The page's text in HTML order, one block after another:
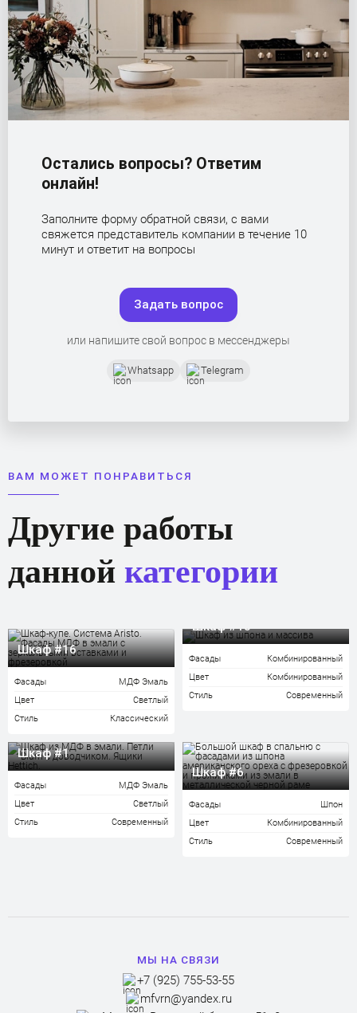
Остались вопросы? Ответим
онлайн!
Заполните форму обратной связи, с вами
свяжется представитель компании в течение 10
минут и ответит на вопросы
Задать вопрос
или напишите свой вопрос в мессенджеры
Whatsapp Telegram
ВАМ МОЖЕТ ПОНРАВИТЬСЯ
Другие работы
данной категории
Шкаф #16
Фасады
МДФ Эмаль
Цвет
Светлый
Стиль
Классический
Шкаф #13
Фасады
Комбинированный
Цвет
Комбинированный
Стиль
Современный
Шкаф #1
Фасады
МДФ Эмаль
Цвет
Светлый
Стиль
Современный
Шкаф #6
Фасады
Шпон
Цвет
Комбинированный
Стиль
Современный
МЫ НА СВЯЗИ
+7 (925) 755-53-55
mfvrn@yandex.ru